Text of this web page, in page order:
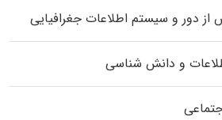
دور و سیستم اطلاعات جغرافیایی
و دانش شناسی